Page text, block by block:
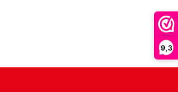
9,3